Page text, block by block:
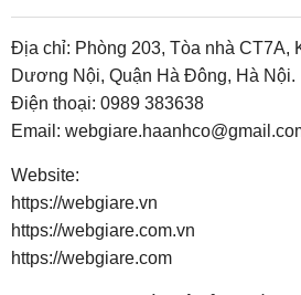
Địa chỉ: Phòng 203, Tòa nhà CT7A,
Dương Nội, Quận Hà Đông, Hà Nội.
Điện thoại: 0989 383638
Email:
Website:
https://webgiare.vn
https://webgiare.com.vn
https://webgiare.com